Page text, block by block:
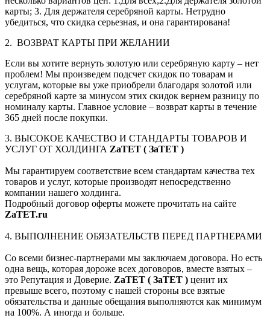
карты; 3. Для держателя серебряной карты. Нетрудно
убедиться, что скидка серьезная, и она гарантирована!
2. ВОЗВРАТ КАРТЫ ПРИ ЖЕЛАНИИ
Если вы хотите вернуть золотую или серебряную карту – нет
проблем! Мы произведем подсчет скидок по товарам и
услугам, которые вы уже приобрели благодаря золотой или
серебряной карте за минусом этих скидок вернем разницу по
номиналу карты. Главное условие – возврат карты в течение
365 дней после покупки.
3. ВЫСОКОЕ КАЧЕСТВО И СТАНДАРТЫ ТОВАРОВ И
УСЛУГ ОТ ХОЛДИНГА ZaTET ( ЗаТЕТ )
Мы гарантируем соответствие всем стандартам качества тех
товаров и услуг, которые производят непосредственно
компании нашего холдинга.
Подробный договор оферты можете прочитать на сайте
ZaTET.ru
4. ВЫПОЛНЕНИЕ ОБЯЗАТЕЛЬСТВ ПЕРЕД ПАРТНЕРАМИ
Со всеми бизнес-партнерами мы заключаем договора. Но есть
одна вещь, которая дороже всех договоров, вместе взятых –
это Репутация и Доверие. ZaTET ( ЗаТЕТ ) ценит их
превыше всего, поэтому с нашей стороны все взятые
обязательства и данные обещания выполняются как минимум
на 100%. А иногда и больше.